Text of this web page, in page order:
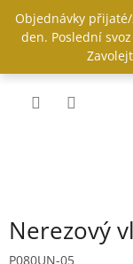
obsah
Objednávky
den. Poslední
Nerezový
P080UN-05